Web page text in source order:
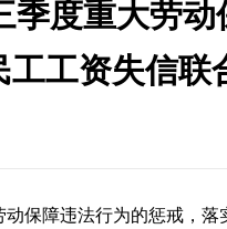
度重大劳
工工资失信
障违法行为的惩戒，落